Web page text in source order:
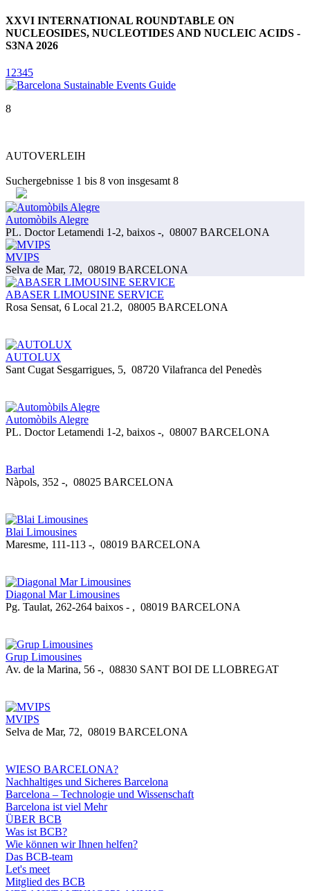
XXVI INTERNATIONAL ROUNDTABLE ON
NUCLEOSIDES, NUCLEOTIDES AND NUCLEIC ACIDS -
S3NA 2026
1 2345
8
AUTOVERLEIH
Suchergebnisse 1 bis 8 von insgesamt 8
Automòbils Alegre
PL. Doctor Letamendi 1-2, baixos -, 08007 BARCELONA
MVIPS
Selva de Mar, 72, 08019 BARCELONA
ABASER LIMOUSINE SERVICE
Rosa Sensat, 6 Local 21.2, 08005 BARCELONA
AUTOLUX
Sant Cugat Sesgarrigues, 5, 08720 Vilafranca del Penedès
Automòbils Alegre
PL. Doctor Letamendi 1-2, baixos -, 08007 BARCELONA
Barbal
Nàpols, 352 -, 08025 BARCELONA
Blai Limousines
Maresme, 111-113 -, 08019 BARCELONA
Diagonal Mar Limousines
Pg. Taulat, 262-264 baixos - , 08019 BARCELONA
Grup Limousines
Av. de la Marina, 56 -, 08830 SANT BOI DE LLOBREGAT
MVIPS
Selva de Mar, 72, 08019 BARCELONA
WIESO BARCELONA?
Nachhaltiges und Sicheres Barcelona
Barcelona – Technologie und Wissenschaft
Barcelona ist viel Mehr
ÜBER BCB
Was ist BCB?
Wie können wir Ihnen helfen?
Das BCB-team
Let's meet
Mitglied des BCB